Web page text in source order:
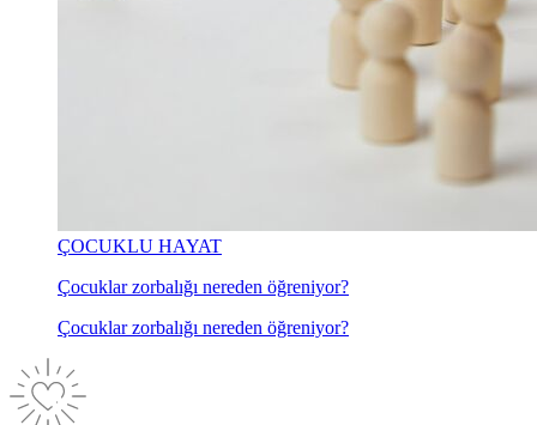
ÇOCUKLU HAYAT
Çocuklar zorbalığı nereden öğreniyor?
Çocuklar zorbalığı nereden öğreniyor?